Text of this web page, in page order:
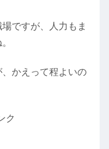
ですが、人力もま
かえって程よいの
ク